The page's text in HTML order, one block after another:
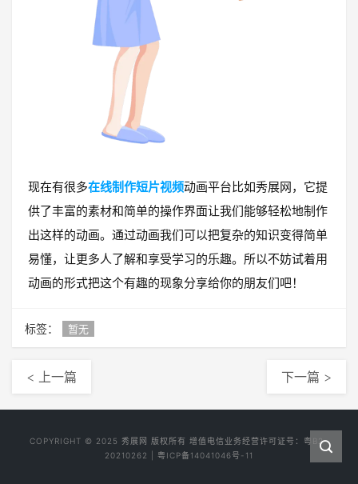
现在有很多在线制作短片视频动画平台比如秀展网，它提
供了丰富的素材和简单的操作界面让我们能够轻松地制作
出这样的动画。通过动画我们可以把复杂的知识变得简单
易懂，让更多人了解和享受学习的乐趣。所以不妨试着用
动画的形式把这个有趣的现象分享给你的朋友们吧！
标签： 暂无
< 上一篇 下一篇 >
COPYRIGHT © 2025 秀展网 版权所有 增值电信业务经营许可证号： 粤B2-
20210262
粤ICP备14041046号-11